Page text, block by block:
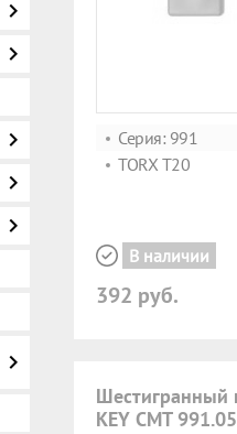
Серия: 991
TORX T20
В наличии
392 руб.
Шестигранный
KEY CMT